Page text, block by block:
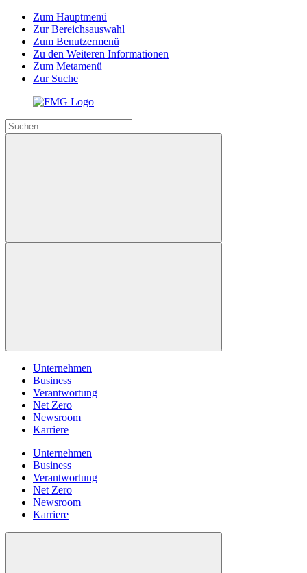
Zum Hauptmenü
Zur Bereichsauswahl
Zum Benutzermenü
Zu den Weiteren Informationen
Zum Metamenü
Zur Suche
Unternehmen
Business
Verantwortung
Net Zero
Newsroom
Karriere
Unternehmen
Business
Verantwortung
Net Zero
Newsroom
Karriere